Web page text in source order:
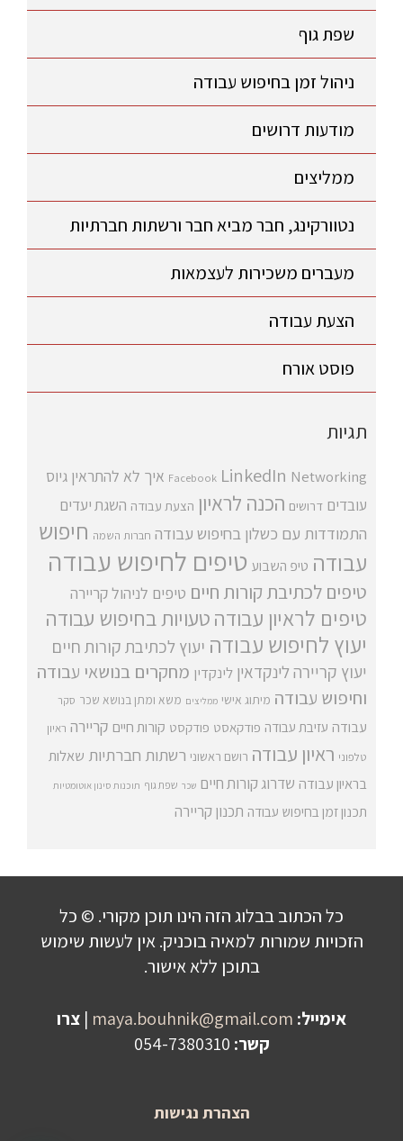
שפת גוף
ניהול זמן בחיפוש עבודה
מודעות דרושים
ממליצים
נטוורקינג, חבר מביא חבר ורשתות חברתיות
מעברים משכירות לעצמאות
הצעת עבודה
פוסט אורח
תגיות
Facebook LinkedIn Networking איך לא להתראין גיוס
עובדים דרושים הכנה לראיון הצעת עבודה השגת יעדים
התמודדות עם כשלון בחיפוש עבודה חברות השמה חיפוש
עבודה טיפ השבוע טיפים לחיפוש עבודה
טיפים לכתיבת קורות חיים טיפים לניהול קריירה
טיפים לראיון עבודהטעויות בחיפוש עבודה
יעוץ לחיפוש עבודה יעוץ לכתיבת קורות חיים
יעוץ קריירה לינקדאין לינקדין מחקרים בנושאי עבודה
וחיפוש עבודה מיתוג אישי ממליצים משא ומתן בנושא שכר סקר
עבודה עזיבת עבודה פודקאסט פודקסט קורות חיים קריירה ראיון
טלפוני ראיון עבודה רושם ראשוני רשתות חברתיות שאלות
בראיון עבודה שדרוג קורות חיים שכר שפת גוף תוכנות סינון אוטומטיות
תכנון זמן בחיפוש עבודה תכנון קריירה
כל הכתוב בבלוג הזה הינו תוכן מקורי. © כל
הזכויות שמורות למאיה בוכניק. אין לעשות שימוש
בתוכן ללא אישור.
אימייל: maya.bouhnik@gmail.com
| צרו
קשר:
הצהרת נגישות